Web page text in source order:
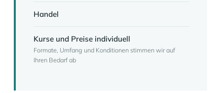
Handel
Kurse und Preise individuell
Formate, Umfang und Konditionen stimmen wir auf
Ihren Bedarf ab